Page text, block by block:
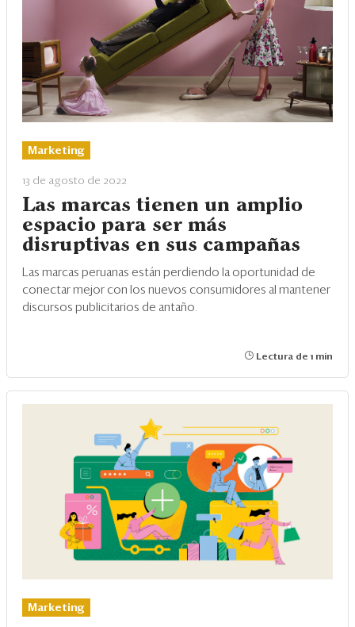
Marketing
13 de agosto de 2022
Las marcas tienen un amplio
espacio para ser más
disruptivas en sus campañas
Las marcas peruanas están perdiendo la oportunidad de
conectar mejor con los nuevos consumidores al mantener
discursos publicitarios de antaño.
Lectura de 1 min
Marketing